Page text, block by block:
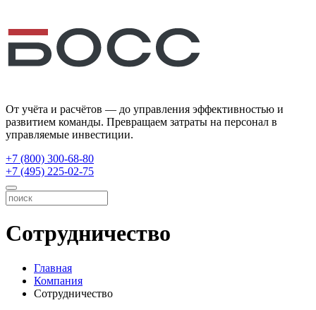
От учёта и расчётов — до управления эффективностью и
развитием команды. Превращаем затраты на персонал в
управляемые инвестиции.
+7 (800) 300-68-80
+7 (495) 225-02-75
Сотрудничество
Главная
Компания
Сотрудничество